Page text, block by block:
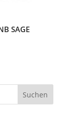
SAGE
Suchen